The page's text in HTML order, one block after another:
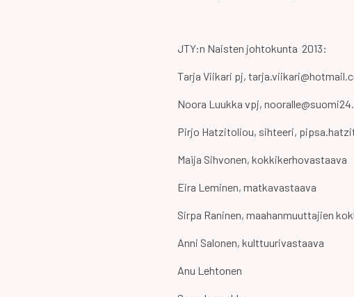
JTY:n Naisten johtokunta 2013:
Tarja Viikari pj,
Noora Luukka vpj,
Pirjo Hatzitoliou, sihteeri,
Maija Sihvonen, kokkikerhovastaava
Eira Leminen, matkavastaava
Sirpa Raninen, maahanmuuttajien
Anni Salonen, kulttuurivastaava
Anu Lehtonen